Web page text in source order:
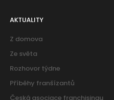
AKTUALITY
Z domova
Ze světa
Rozhovor týdne
Příběhy franšízantů
Česká asociace franchisingu